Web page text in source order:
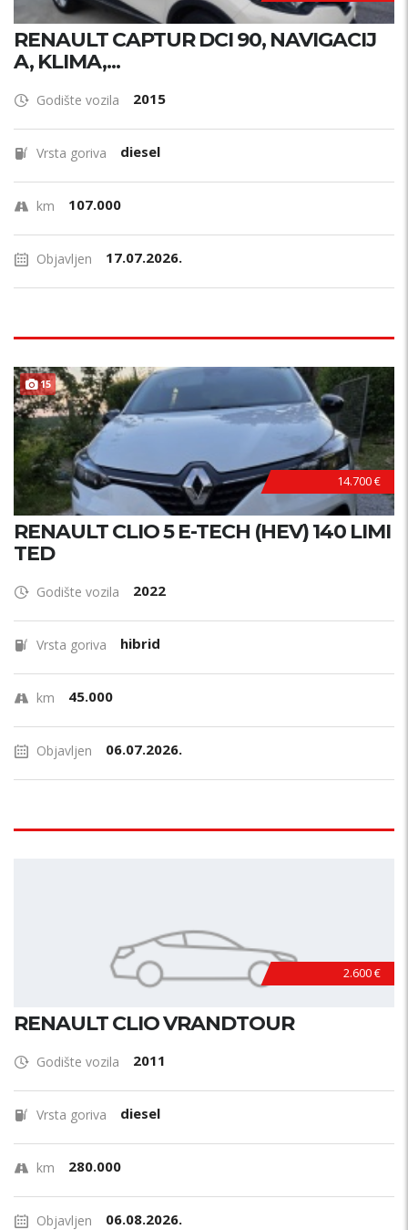
RENAULT CAPTUR DCI 90, NAVIGACIJ
A, KLIMA,...
Godište vozila 2015
Vrsta goriva diesel
km 107.000
Objavljen 17.07.2026.
15
14.700 €
RENAULT CLIO 5 E-TECH (HEV) 140 LIMI
TED
Godište vozila 2022
Vrsta goriva hibrid
km 45.000
Objavljen 06.07.2026.
2.600 €
RENAULT CLIO VRANDTOUR
Godište vozila 2011
Vrsta goriva diesel
km 280.000
Objavljen 06.08.2026.